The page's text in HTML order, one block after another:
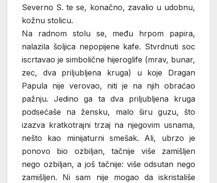
Severno S. te se, konačno, zavalio u udobnu,
kožnu stolicu.
Na radnom stolu se, među hrpom papira,
nalazila šoljica nepopijene kafe. Stvrdnuti soc
iscrtavao je simbolične hijeroglife (mrav, bunar,
zec, dva priljubljena kruga) u koje Dragan
Papula nije verovao, niti je na njih obraćao
pažnju. Jedino ga ta dva priljubljena kruga
podsećaše na žensku, malo širu guzu, što
izazva kratkotrajni trzaj na njegovim usnama,
nešto kao minijaturni smešak. Ali, ubrzo je
ponovo bio ozbiljan, tačnije više zamišljen
nego ozbiljan, a još tačnije: više odsutan nego
zamišljen. Ni sam nije mogao da iskristališe